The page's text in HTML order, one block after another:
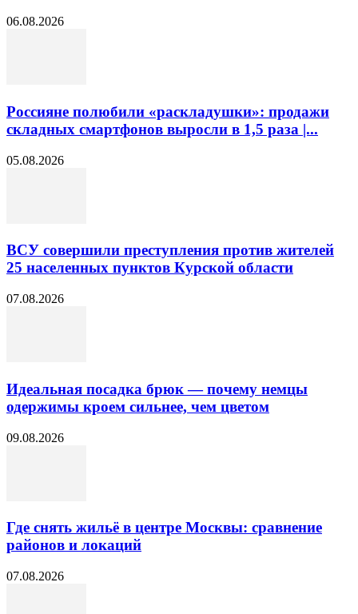
06.08.2026
Россияне полюбили «раскладушки»: продажи
складных смартфонов выросли в 1,5 раза |...
05.08.2026
ВСУ совершили преступления против жителей
25 населенных пунктов Курской области
07.08.2026
Идеальная посадка брюк — почему немцы
одержимы кроем сильнее, чем цветом
09.08.2026
Где снять жильё в центре Москвы: сравнение
районов и локаций
07.08.2026